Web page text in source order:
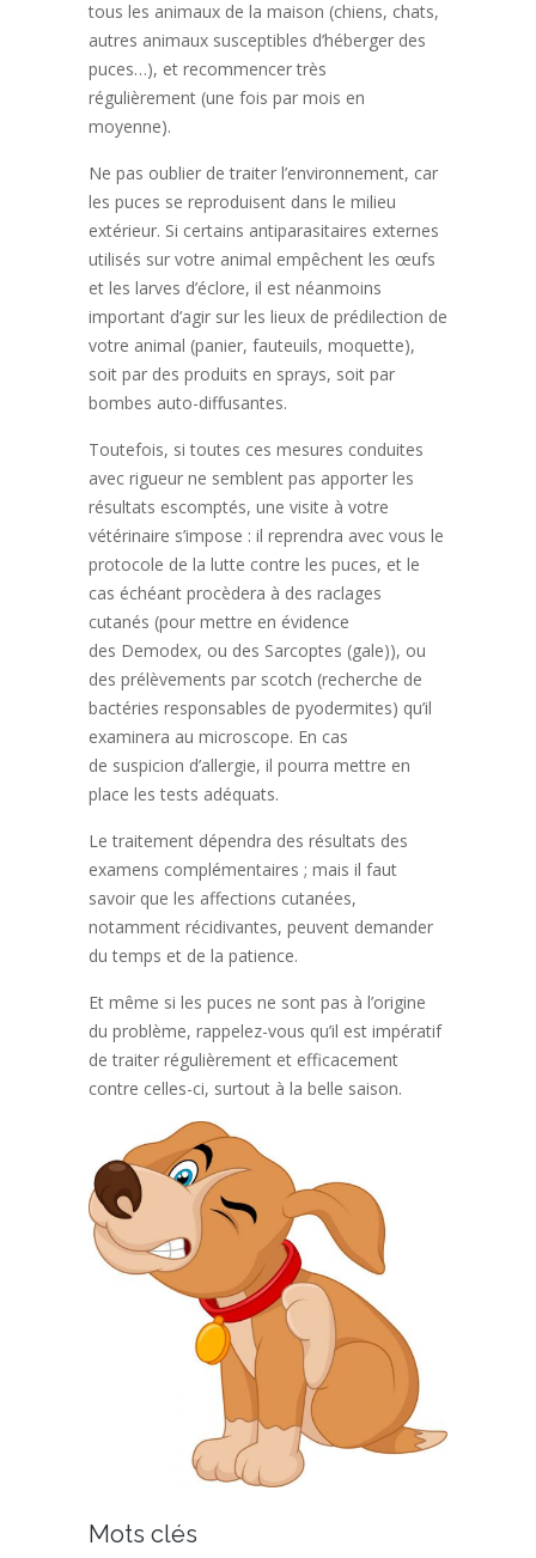
tous les animaux de la maison (chiens, chats,
autres animaux susceptibles d’héberger des
puces…), et recommencer très
régulièrement (une fois par mois en
moyenne).
Ne pas oublier de traiter l’environnement, car
les puces se reproduisent dans le milieu
extérieur. Si certains antiparasitaires externes
utilisés sur votre animal empêchent les œufs
et les larves d’éclore, il est néanmoins
important d’agir sur les lieux de prédilection de
votre animal (panier, fauteuils, moquette),
soit par des produits en sprays, soit par
bombes auto-diffusantes.
Toutefois, si toutes ces mesures conduites
avec rigueur ne semblent pas apporter les
résultats escomptés, une visite à votre
vétérinaire s’impose : il reprendra avec vous le
protocole de la lutte contre les puces, et le
cas échéant procèdera à des raclages
cutanés (pour mettre en évidence
des Demodex, ou des Sarcoptes (gale)), ou
des prélèvements par scotch (recherche de
bactéries responsables de pyodermites) qu’il
examinera au microscope. En cas
de suspicion d’allergie, il pourra mettre en
place les tests adéquats.
Le traitement dépendra des résultats des
examens complémentaires ; mais il faut
savoir que les affections cutanées,
notamment récidivantes, peuvent demander
du temps et de la patience.
Et même si les puces ne sont pas à l’origine
du problème, rappelez-vous qu’il est impératif
de traiter régulièrement et efficacement
contre celles-ci, surtout à la belle saison.
Mots clés